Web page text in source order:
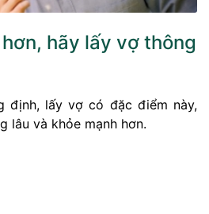
hãy lấy vợ thông
định, lấy vợ có đặc điểm này,
lâu và khỏe mạnh hơn.